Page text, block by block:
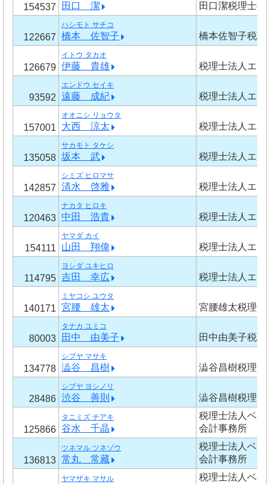
154537 田口 潔 田口潔税理士事
122667
ハシモト サチコ
橋本 佐智子 橋本佐智子税理
126679
イトウ タカオ
伊藤 貴雄 税理士法人エン
93592
エンドウ セイキ
遠藤 成紀 税理士法人エン
157001
オオニシ リョウタ
大西 涼太 税理士法人エン
135058
サカモト タケシ
坂本 武 税理士法人エン
142857
シミズ ヒロマサ
清水 啓雅 税理士法人エン
120463
ナカタ ヒロキ
中田 浩貴 税理士法人エン
154111
ヤマダ カイ
山田 翔偉 税理士法人エン
114795
ヨシダ ユキヒロ
吉田 幸広 税理士法人エン
140171
ミヤコシ ユウタ
宮腰 雄太 宮腰雄太税理士
80003
タナカ ユミコ
田中 由美子 田中由美子税理
134778
シブヤ マサキ
澁谷 昌樹 澁谷昌樹税理士
28486
シブヤ ヨシノリ
渋谷 善則 澁谷昌樹税理士
125866
タニミズ チアキ
谷水 千晶
税理士法人ベン
会計事務所
136813
ツネマル ツネゾウ
常丸 常藏
税理士法人ベン
会計事務所
ヤマザキ マサル
税理士法人ベン